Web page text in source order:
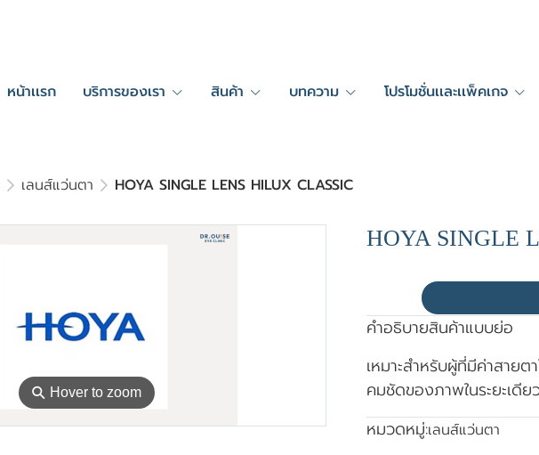
หน้าเเรก บริการของเรา สินค้า บทความ โปรโมชั่นเเละเเพ็คเกจ
เลนส์แว่นตา HOYA SINGLE LENS HILUX CLASSIC
⚲ Hover to zoom
HOYA SINGLE
คำอธิบายสินค้าแบบย่อ
เหมาะสำหรับผู้ที่มีค่าสาย
คมชัดของภาพในระยะเดี
หมวดหมู่:เลนส์แว่นตา